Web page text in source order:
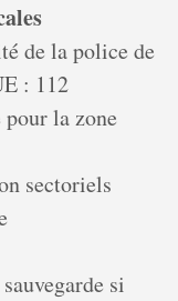
de la police de
: 112
la zone
sectoriels
si